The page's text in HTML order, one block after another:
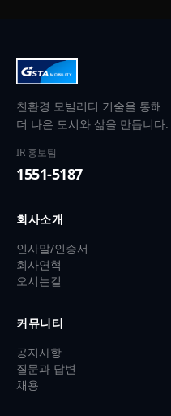
친환경 모빌리티 기술을 통해
더 나은 도시와 삶을 만듭니다.
IR 홍보팀
1551-5187
회사소개
인사말/인증서
회사연혁
오시는길
커뮤니티
공지사항
질문과 답변
채용